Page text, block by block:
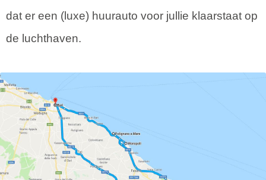
dat er een (luxe) huurauto voor jullie klaarstaat op
de luchthaven.